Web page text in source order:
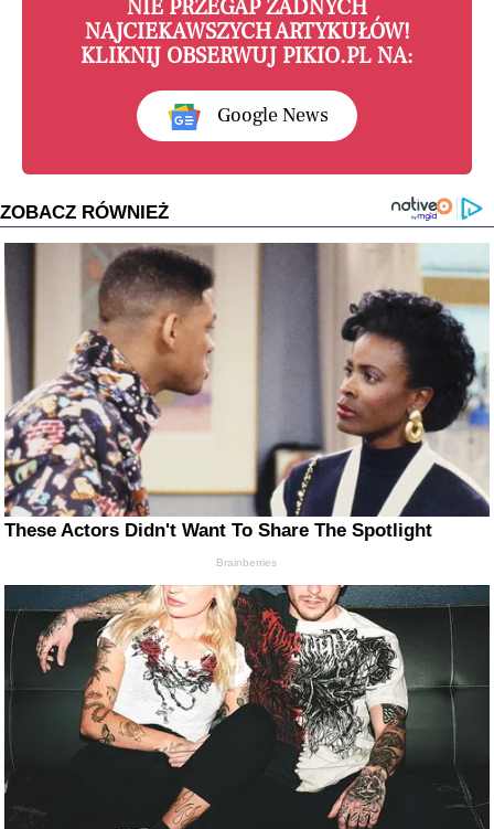
NIE PRZEGAP ŻADNYCH
NAJCIEKAWSZYCH ARTYKUŁÓW!
KLIKNIJ OBSERWUJ PIKIO.PL NA:
Google News
ZOBACZ RÓWNIEŻ
These Actors Didn't Want To Share The Spotlight
Brainberries